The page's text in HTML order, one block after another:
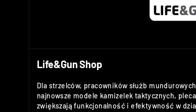
Life&Gun Shop
Dla strzelców, pracowników służb
najnowsze modele kamizelek taktycznych,
zwiększają funkcjonalność i efektywność w